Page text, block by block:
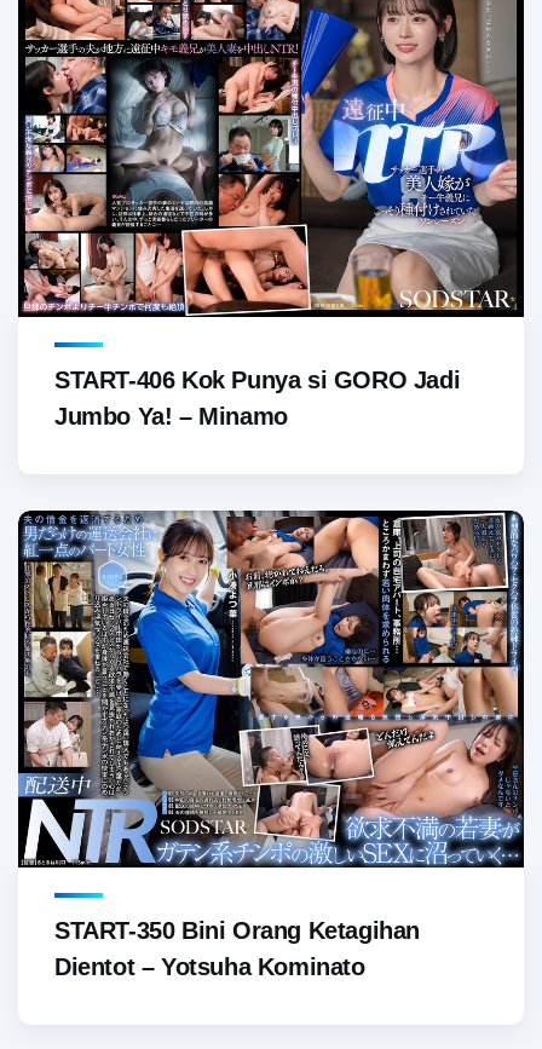
START-406 Kok Punya si GORO Jadi
Jumbo Ya! – Minamo
START-350 Bini Orang Ketagihan
Dientot – Yotsuha Kominato